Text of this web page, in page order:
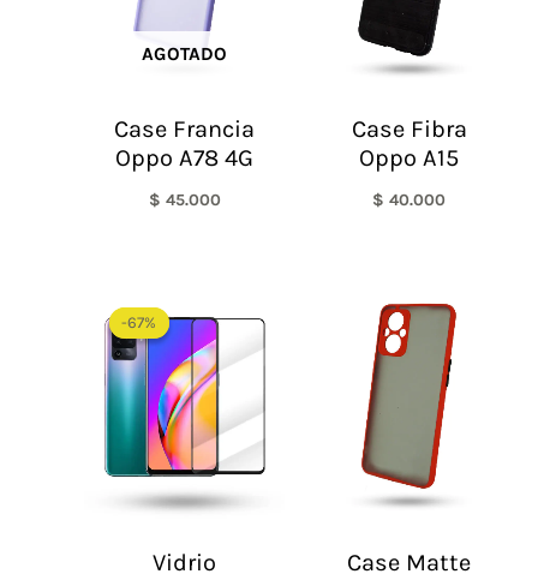
AGOTADO
Case Francia
Oppo A78 4G
$ 45.000
Case Fibra
Oppo A15
$ 40.000
-67%
-67%
Vidrio
precio
original
era:
$ 60.000.
precio
Case Matte